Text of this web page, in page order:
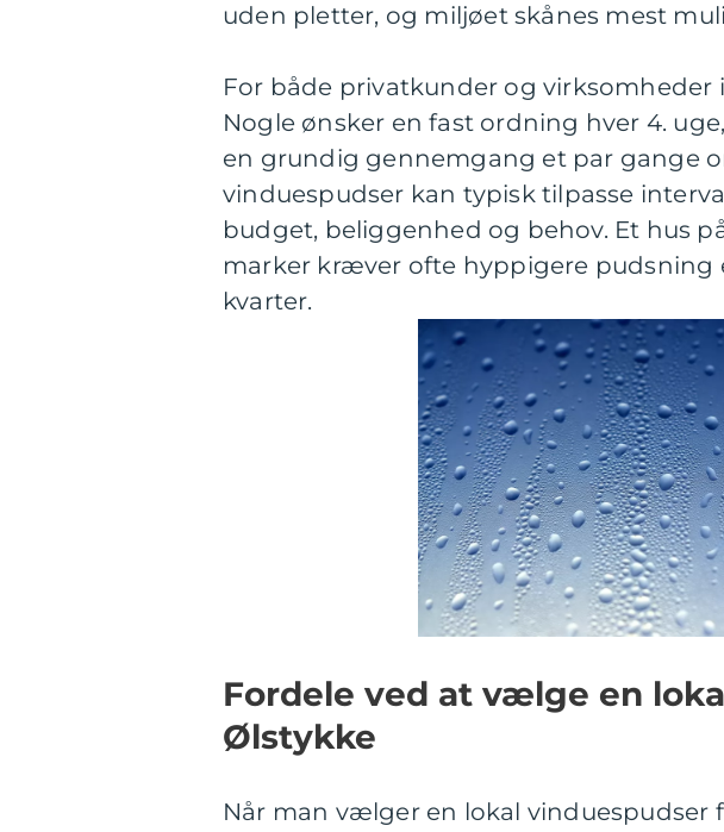
uden pletter, og miljøet skånes mest
For både privatkunder og
Nogle ønsker en fast ordning hver 4.
en grundig gennemgang et par gange
vinduespudser kan typisk tilpasse
budget, beliggenhed og behov. Et hus
marker kræver ofte hyppigere pudsning
kvarter.
Fordele ved at vælge en
Ølstykke
Når man vælger en lokal vinduespudser